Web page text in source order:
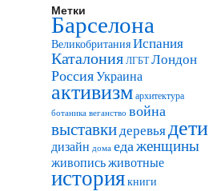
Метки
Барселона
ВеликобританияИспания
Каталония ЛГБТ Лондон
РоссияУкраина
активизм архитектура
ботаника веганство война
выставкидеревьядети
дизайн дома едаженщины
живописьживотные
историякниги